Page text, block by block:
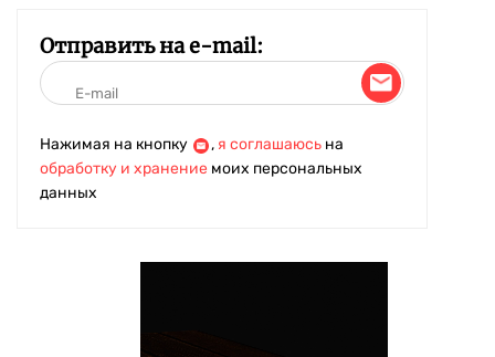
Отправить на e-mail:
Нажимая на кнопку , я соглашаюсь на
обработку и хранение моих персональных
данных